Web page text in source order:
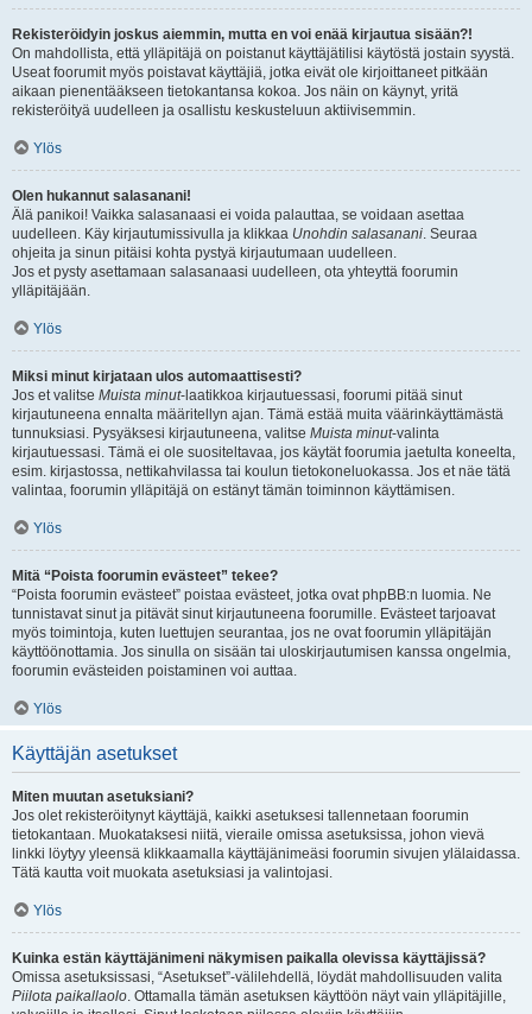
Rekisteröidyin joskus aiemmin, mutta en voi enää kirjautua sisään?!
On mahdollista, että ylläpitäjä on poistanut käyttäjätilisi käytöstä jostain syystä.
Useat foorumit myös poistavat käyttäjiä, jotka eivät ole kirjoittaneet pitkään
aikaan pienentääkseen tietokantansa kokoa. Jos näin on käynyt, yritä
rekisteröityä uudelleen ja osallistu keskusteluun aktiivisemmin.
Ylös
Olen hukannut salasanani!
Älä panikoi! Vaikka salasanaasi ei voida palauttaa, se voidaan asettaa
uudelleen. Käy kirjautumissivulla ja klikkaa Unohdin salasanani. Seuraa
ohjeita ja sinun pitäisi kohta pystyä kirjautumaan uudelleen.
Jos et pysty asettamaan salasanaasi uudelleen, ota yhteyttä foorumin
ylläpitäjään.
Ylös
Miksi minut kirjataan ulos automaattisesti?
Jos et valitse Muista minut-laatikkoa kirjautuessasi, foorumi pitää sinut
kirjautuneena ennalta määritellyn ajan. Tämä estää muita väärinkäyttämästä
tunnuksiasi. Pysyäksesi kirjautuneena, valitse Muista minut-valinta
kirjautuessasi. Tämä ei ole suositeltavaa, jos käytät foorumia jaetulta koneelta,
esim. kirjastossa, nettikahvilassa tai koulun tietokoneluokassa. Jos et näe tätä
valintaa, foorumin ylläpitäjä on estänyt tämän toiminnon käyttämisen.
Ylös
Mitä “Poista foorumin evästeet” tekee?
“Poista foorumin evästeet” poistaa evästeet, jotka ovat phpBB:n luomia. Ne
tunnistavat sinut ja pitävät sinut kirjautuneena foorumille. Evästeet tarjoavat
myös toimintoja, kuten luettujen seurantaa, jos ne ovat foorumin ylläpitäjän
käyttöönottamia. Jos sinulla on sisään tai uloskirjautumisen kanssa ongelmia,
foorumin evästeiden poistaminen voi auttaa.
Ylös
Käyttäjän asetukset
Miten muutan asetuksiani?
Jos olet rekisteröitynyt käyttäjä, kaikki asetuksesi tallennetaan foorumin
tietokantaan. Muokataksesi niitä, vieraile omissa asetuksissa, johon vievä
linkki löytyy yleensä klikkaamalla käyttäjänimeäsi foorumin sivujen ylälaidassa.
Tätä kautta voit muokata asetuksiasi ja valintojasi.
Ylös
Kuinka estän käyttäjänimeni näkymisen paikalla olevissa käyttäjissä?
Omissa asetuksissasi, “Asetukset”-välilehdellä, löydät mahdollisuuden valita
Piilota paikallaolo. Ottamalla tämän asetuksen käyttöön näyt vain ylläpitäjille,